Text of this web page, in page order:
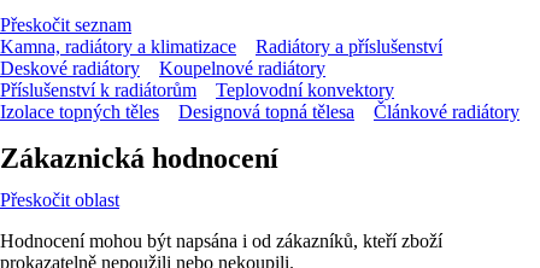
Přeskočit seznam
Kamna, radiátory a klimatizace
Radiátory a příslušenství
Deskové radiátory
Koupelnové radiátory
Příslušenství k radiátorům
Teplovodní konvektory
Izolace topných těles
Designová topná tělesa Článkové radiátory
Zákaznická hodnocení
Přeskočit oblast
Hodnocení mohou být napsána i od zákazníků, kteří zboží
prokazatelně nepoužili nebo nekoupili.